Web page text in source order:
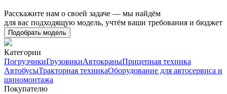
Расскажите нам о своей задаче — мы найдём
для вас подходящую модель, учтём ваши требования и бюджет
Подобрать модель
Категории
ПогрузчикиГрузовикиАвтокраныПрицепная техника
АвтобусыТракторная техникаОборудование для автосервиса и
шиномонтажа
Покупателю